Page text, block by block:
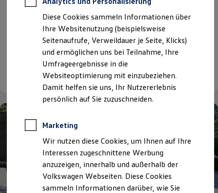
Behörden
Direktkunden
Sonderfahrzeuge
Anpfiff zum Gewinn
Elektromobilität
Elektroautos
ID. Tutorials
Elektrofahrzeugkonzepte
ID. EVERY1
Reichweite
Rekuperation
Laden unterwegs
Laden Zuhause
Ladestationen finden
Ladezeitensimulator
Batterie
Sicherheit
Unsere Geschäftskundenangebote
Z. B. den T-Roc R-Line schon ab 159,00 €mtl. leasen |
0,00 € Sonderzahlung | 24 Monate Laufzeit | Jährliche
Fahrleistung: 10.000 km
Details ansehen
Diese Cookies sammeln Informationen über
Ihre Websitenutzung (beispielsweise
Seitenaufrufe, Verweildauer je Seite, Klicks)
und ermöglichen uns bei Teilnahme, Ihre
Umfrageergebnisse in die
Websiteoptimierung mit einzubeziehen.
Damit helfen sie uns, Ihr Nutzererlebnis
persönlich auf Sie zuzuschneiden.
Marketing
Wir nutzen diese Cookies, um Ihnen auf Ihre
Interessen zugeschnittene Werbung
anzuzeigen, innerhalb und außerhalb der
Volkswagen Webseiten. Diese Cookies
sammeln Informationen darüber, wie Sie